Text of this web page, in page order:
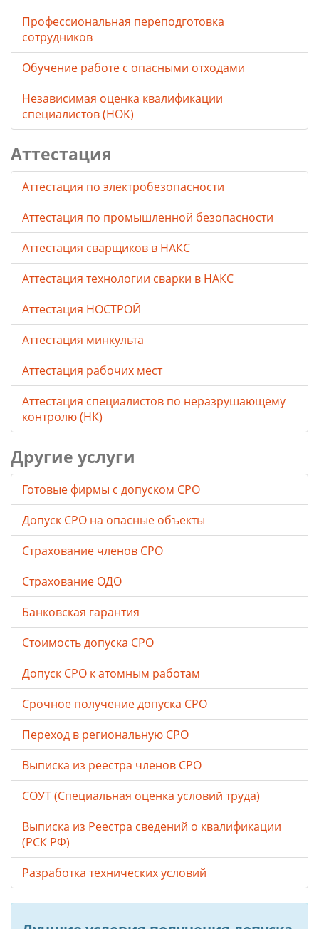
Профессиональная переподготовка
сотрудников
Обучение работе с опасными отходами
Независимая оценка квалификации
специалистов (НОК)
Аттестация
Аттестация по электробезопасности
Аттестация по промышленной безопасности
Аттестация сварщиков в НАКС
Аттестация технологии сварки в НАКС
Аттестация НОСТРОЙ
Аттестация минкульта
Аттестация рабочих мест
Аттестация специалистов по неразрушающему
контролю (НК)
Другие услуги
Готовые фирмы с допуском СРО
Допуск СРО на опасные объекты
Страхование членов СРО
Страхование ОДО
Банковская гарантия
Стоимость допуска СРО
Допуск СРО к атомным работам
Срочное получение допуска СРО
Переход в региональную СРО
Выписка из реестра членов СРО
СОУТ (Специальная оценка условий труда)
Выписка из Реестра сведений о квалификации
(РСК РФ)
Разработка технических условий